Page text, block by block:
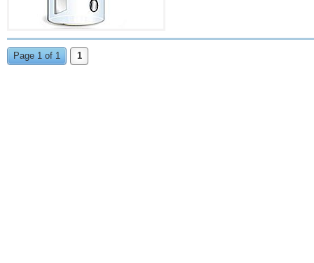
Page 1 of 1 1